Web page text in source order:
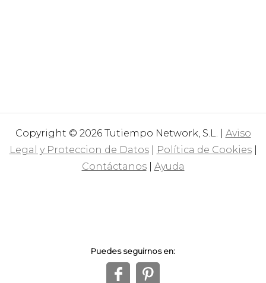
Copyright © 2026 Tutiempo Network, S.L. | Aviso
Legal y Proteccion de Datos| Política de Cookies|
Contáctanos| Ayuda
Puedes seguirnos en:
f 1